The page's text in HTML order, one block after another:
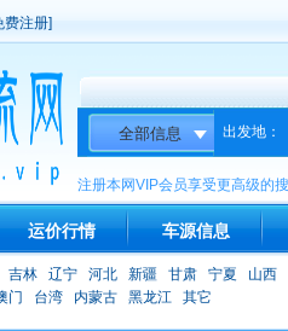
费注册]
出发地：
注册本网VIP会员享受更高级的
运价行情 车源信息
吉林 辽宁 河北 新疆 甘肃 宁夏
山西
门 台湾 内蒙古 黑龙江 其它